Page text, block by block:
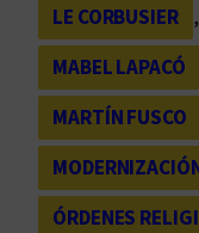
LE CORBUSIER
,
MABEL LAPACÓ
MARTÍN FUSCO
ÓRDENES